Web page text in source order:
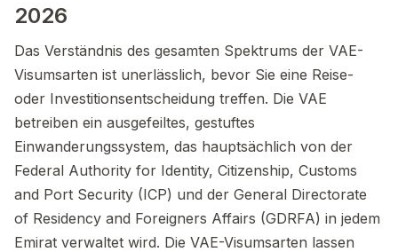
2026
Das Verständnis des gesamten Spektrums der VAE-
Visumsarten ist unerlässlich, bevor Sie eine Reise-
oder Investitionsentscheidung treffen. Die VAE
betreiben ein ausgefeiltes, gestuftes
Einwanderungssystem, das hauptsächlich von der
Federal Authority for Identity, Citizenship, Customs
and Port Security (ICP) und der General Directorate
of Residency and Foreigners Affairs (GDRFA) in jedem
Emirat verwaltet wird. Die VAE-Visumsarten lassen